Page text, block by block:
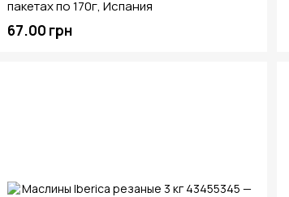
пакетах по 170г, Испания
67.00 грн